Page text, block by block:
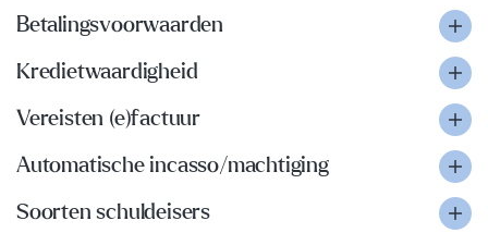
Betalingsvoorwaarden
Kredietwaardigheid
Vereisten (e)factuur
Automatische incasso/machtiging
Soorten schuldeisers